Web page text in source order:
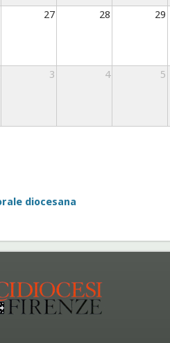
27 28 29
3 4 5
diocesana